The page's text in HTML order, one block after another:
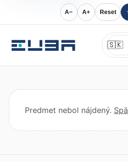
A− A+ Reset
🇸🇰
Predmet nebol nájdený.